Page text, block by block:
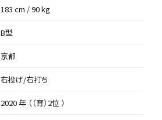
183 cm / 90 kg
B型
京都
右投げ/右打ち
2020 年 （（育）2位 ）